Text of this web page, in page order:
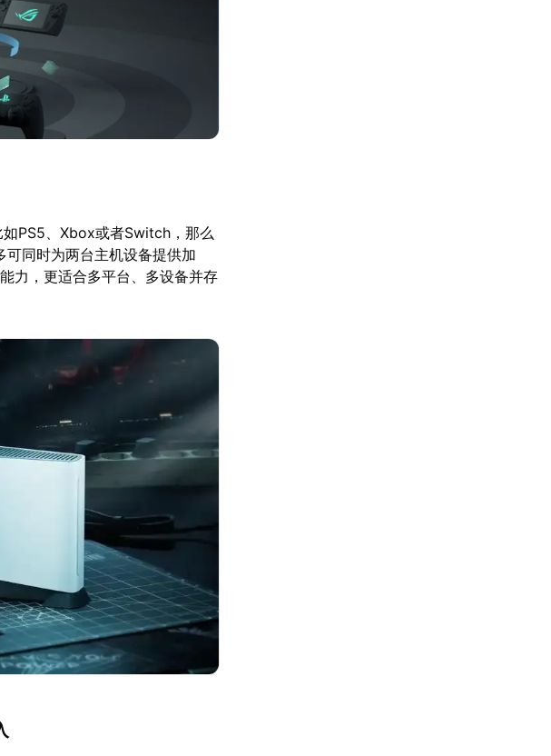
PS5、Xbox或者Switch，那么
同时为两台主机设备提供加
力，更适合多平台、多设备并存